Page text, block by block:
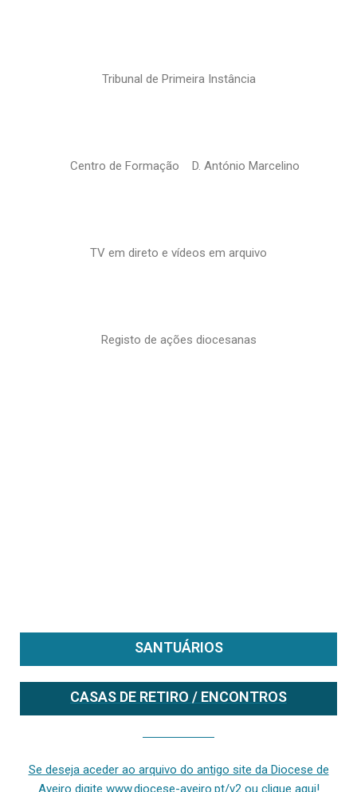
Tribunal de Primeira Instância
Centro de Formação D. António Marcelino
TV em direto e vídeos em arquivo
Registo de ações diocesanas
SANTUÁRIOS
CASAS DE RETIRO / ENCONTROS
Se deseja aceder ao arquivo do antigo site da Diocese de
Aveiro digite www.diocese-aveiro.pt/v2 ou clique aqui!